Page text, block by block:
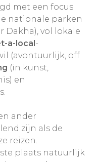
met een focus
nationale parken
Dakha), vol lokale
a-local-
(avontuurlijk, off
(in kunst,
en
ander
zijn als de
reizen.
plaats natuurlijk